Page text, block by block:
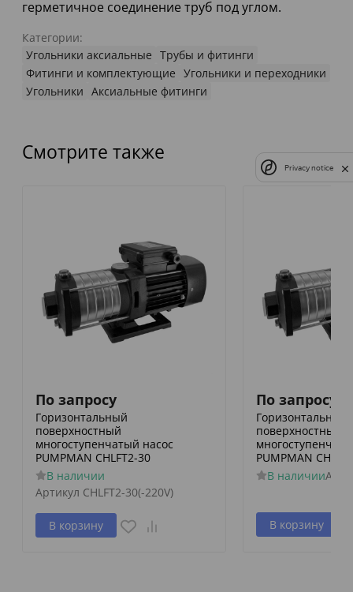
герметичное соединение труб под углом.
Категории:
Угольники аксиальные Трубы и фитинги
Фитинги и комплектующие Угольники и переходники
Угольники Аксиальные фитинги
Смотрите также
По запросу
Горизонтальный
поверхностный
многоступенчатый насос
PUMPMAN CHLFT2-30
В наличии
Артикул CHLFT2-30(-220V)
В корзину
По запросу
Горизонтальный
поверхностный
PUMPMAN
В наличии
В корзину
Privacy notice